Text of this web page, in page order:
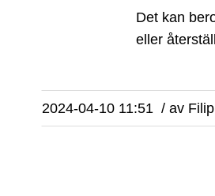
Det kan
eller
2024-04-10 11:51 / av